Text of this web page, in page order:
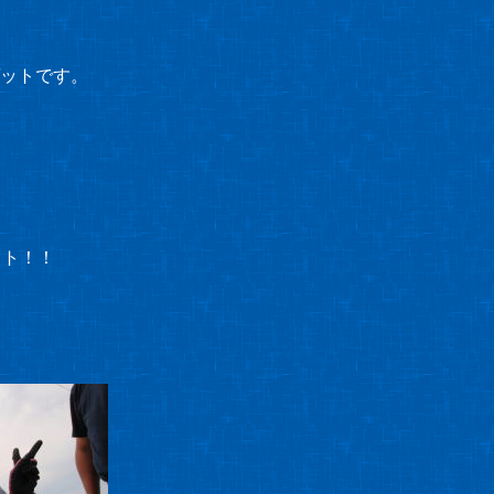
トです。
！！